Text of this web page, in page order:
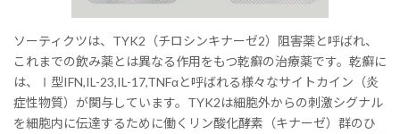
ソーティクツは、TYK2（チロシンキナーゼ2）阻害薬と呼ばれ、
これまでの飲み薬とは異なる作用をもつ乾癬の治療薬です。乾癬に
は、Ⅰ型IFN,IL-23,IL-17,TNFαと呼ばれる様々なサイトカイン（炎
症性物質）が関与しています。TYK2は細胞外からの刺激シグナル
を細胞内に伝達するために働くリン酸化酵素（キナーゼ）群のひ